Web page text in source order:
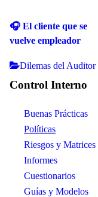
🎧 El cliente que se
vuelve empleador
Dilemas del Auditor
Control Interno
Buenas Prácticas
Políticas
Riesgos y Matrices
Informes
Cuestionarios
Guías y Modelos